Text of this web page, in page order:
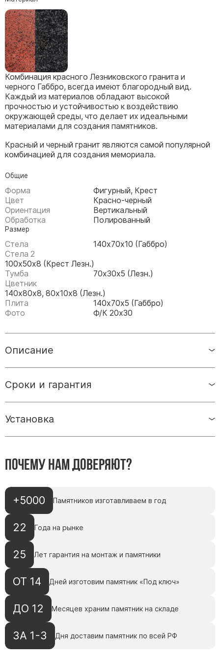
Скульптуры, барельефы и бюсты из бронзы
Памятники с фотокерамикой
Памятники младенцу
Памятники двойные
Памятники женщине
Памятники маме
Памятники жене
Памятники девушке
Памятники мужчине
Памятники дедушке
Памятники мужу
Памятники отцу
Памятники сыну
Памятники вертикальные
Памятники врачу
Памятники книга
Памятники красивые
Памятники стандартные
Памятники со свечей
Памятники с лебедями
Комбинация красного Лезниковского гранита и
черного Габбро, всегда имеют благородный вид.
Каждый из материалов обладают высокой
прочностью и устойчивостью к воздействию
окружающей среды, что делает их идеальными
материалами для создания памятников.
Красный и черный гранит являются самой популярной
комбинацией для создания мемориала.
Общие
Форма
Фигурный, Крест
Цвет
Красно-черный
Ориентация
Вертикальный
Обработка
Полированный
Размер
Стела
140х70х10 (Габбро)
Стела 2
100х50х8 (Крест Лезн.)
Тумба
70х30х5 (Лезн.)
Цветник
140х80х8, 80х10х8 (Лезн.)
Плита
140х70х5 (Габбро)
Фото
Ф/К 20х30
Описание
Сроки и гарантия
Установка
Почему нам доверяют?
+5000 Памятников изготавливаем в год
22 Года на рынке
25 Лет гарантия на монтаж и памятники
ОТ 14 Дней изготовим памятник «Под ключ»
ДО 12 Месяцев храним памятник на складе
ЗА 1-3 Дня доставим памятник по всей РФ